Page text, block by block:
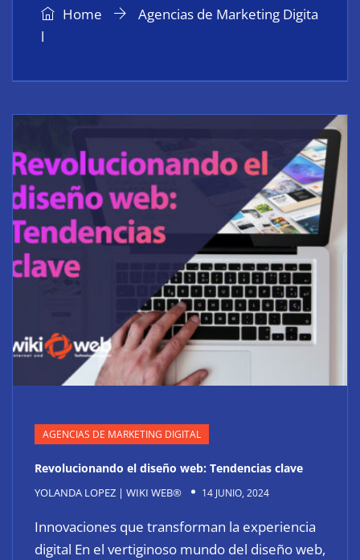
Home
Agencias de Marketing Digita
l
AGENCIAS DE MARKETING DIGITAL
Revolucionando el diseño web: Tendencias clave
YOLANDA LOPEZ | WIKI WEB® 14 JUNIO, 2024
Innovaciones que transforman la experiencia
digital En el vertiginoso mundo del diseño web,